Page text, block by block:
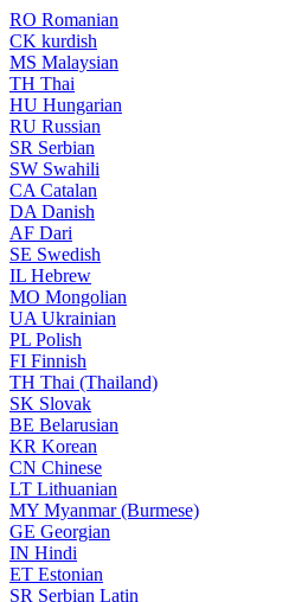
RO Romanian
CK kurdish
MS Malaysian
TH Thai
HU Hungarian
RU Russian
SR Serbian
SW Swahili
CA Catalan
DA Danish
AF Dari
SE Swedish
IL Hebrew
MO Mongolian
UA Ukrainian
PL Polish
FI Finnish
TH Thai (Thailand)
SK Slovak
BE Belarusian
KR Korean
CN Chinese
LT Lithuanian
MY Myanmar (Burmese)
GE Georgian
IN Hindi
ET Estonian
SR Serbian Latin